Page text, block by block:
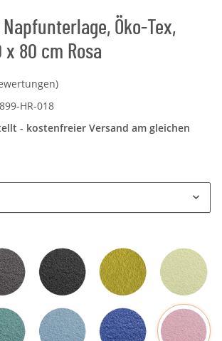
cm Rosa
Napfunterlage, Öko-Tex,
x 80 cm Rosa
HR-018
- kostenfreier Versand am gleichen
Grau Schwarz Mangogelb Grün